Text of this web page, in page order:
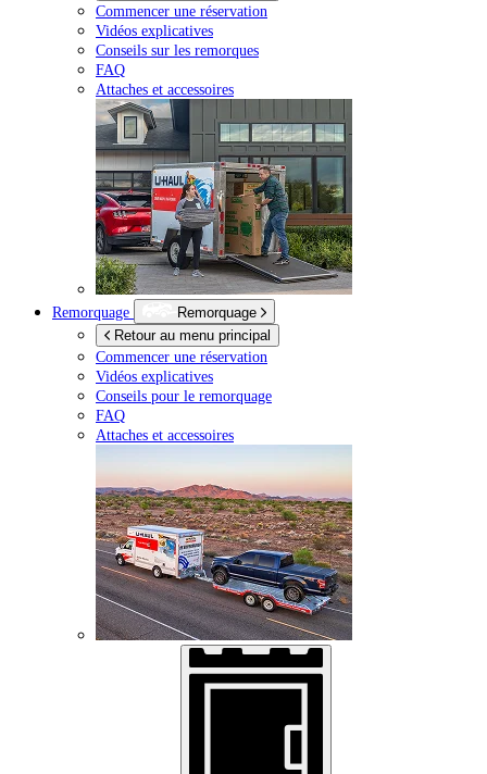
Commencer une réservation
Vidéos explicatives
Conseils sur les remorques
FAQ
Attaches et accessoires
Remorquage
Remorquage
Retour au menu principal
Commencer une réservation
Vidéos explicatives
Conseils pour le remorquage
FAQ
Attaches et accessoires